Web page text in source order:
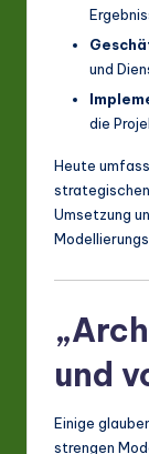
und
die
Heute
Umsetzung
und
Einige
strengen